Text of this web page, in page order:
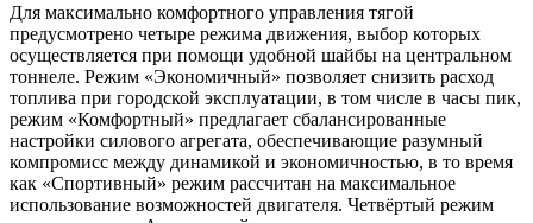
Для максимально комфортного управления тягой
предусмотрено четыре режима движения, выбор которых
осуществляется при помощи удобной шайбы на центральном
тоннеле. Режим «Экономичный» позволяет снизить расход
топлива при городской эксплуатации, в том числе в часы пик,
режим «Комфортный» предлагает сбалансированные
настройки силового агрегата, обеспечивающие разумный
компромисс между динамикой и экономичностью, в то время
как «Спортивный» режим рассчитан на максимальное
использование возможностей двигателя. Четвёртый режим